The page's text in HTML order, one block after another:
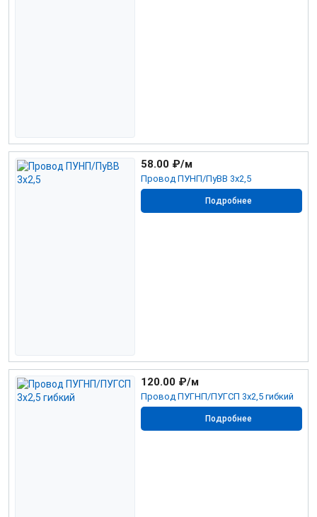
Провод ПУНП/ПуВВ 3х2,5
58.00 ₽/м
Подробнее
Провод ПУГНП/ПУГСП 3х2,5 гибкий
120.00 ₽/м
Подробнее